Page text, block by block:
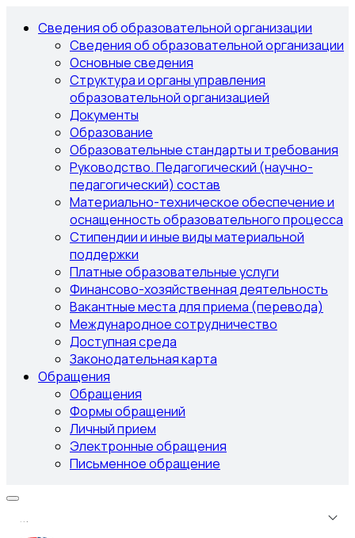
Сведения об образовательной организации
Сведения об образовательной организации
Основные сведения
Структура и органы управления
образовательной организацией
Документы
Образование
Образовательные стандарты и требования
Руководство. Педагогический (научно-
педагогический) состав
Материально-техническое обеспечение и
оснащенность образовательного процесса
Стипендии и иные виды материальной
поддержки
Платные образовательные услуги
Финансово-хозяйственная деятельность
Вакантные места для приема (перевода)
Международное сотрудничество
Доступная среда
Законодательная карта
Обращения
Обращения
Формы обращений
Личный прием
Электронные обращения
Письменное обращение
...